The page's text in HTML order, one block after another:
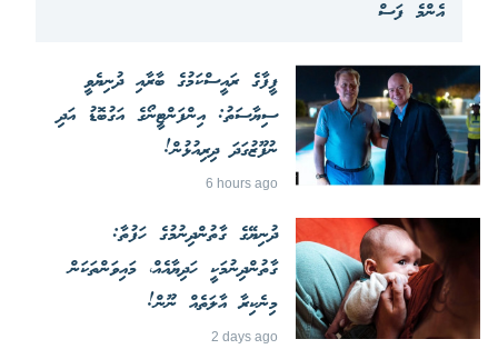
އެންމެ ފަސް
ފީފާގެ ރައީސްކަމުގެ ބާރާއި ދުނިޔެވީ
ސިޔާސަތު: އިންފަންޓީނޯގެ އަގުބޮޑު އަދި
ނުފޫޒުގަދަ ދިރިއުޅުން!
6 hours ago
ދުނިޔޭގެ ގާތުންދިނުމުގެ ހަފުތާ:
ގާތުންދިނުމަކީ ހަދިޔާއެއް، މައިވަންތަކަން
މިނެކިރާ އާލަތެއް ނޫން!
2 days ago